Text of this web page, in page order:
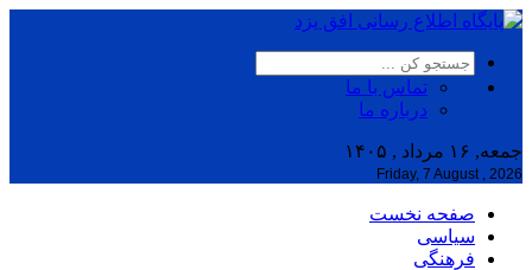
تماس با ما
درباره ما
جمعه, ۱۶ مرداد , ۱۴۰۵
Friday, 7 August , 2026
صفحه نخست
سیاسی
فرهنگی